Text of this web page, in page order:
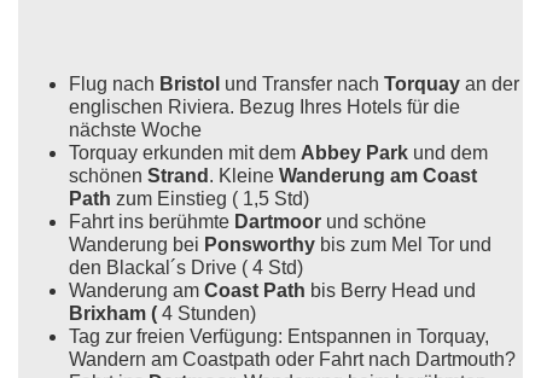
Flug nach Bristol und Transfer nach Torquay an der
englischen Riviera. Bezug Ihres Hotels für die
nächste Woche
Torquay erkunden mit dem Abbey Park und dem
schönen Strand . Kleine Wanderung am Coast
Path zum Einstieg ( 1,5 Std)
Fahrt ins berühmte Dartmoor und schöne
Wanderung bei Ponsworthy bis zum Mel Tor und
den Blackal´s Drive ( 4 Std)
Wanderung am Coast Path bis Berry Head und
Brixham ( 4 Stunden)
Tag zur freien Verfügung: Entspannen in Torquay,
Wandern am Coastpath oder Fahrt nach Dartmouth?